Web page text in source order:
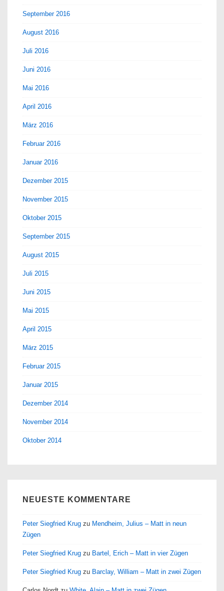
September 2016
August 2016
Juli 2016
Juni 2016
Mai 2016
April 2016
März 2016
Februar 2016
Januar 2016
Dezember 2015
November 2015
Oktober 2015
September 2015
August 2015
Juli 2015
Juni 2015
Mai 2015
April 2015
März 2015
Februar 2015
Januar 2015
Dezember 2014
November 2014
Oktober 2014
NEUESTE KOMMENTARE
Peter Siegfried Krug zu Mendheim, Julius – Matt in neun
Zügen
Peter Siegfried Krug zu Bartel, Erich – Matt in vier Zügen
Peter Siegfried Krug zu Barclay, William – Matt in zwei Zügen